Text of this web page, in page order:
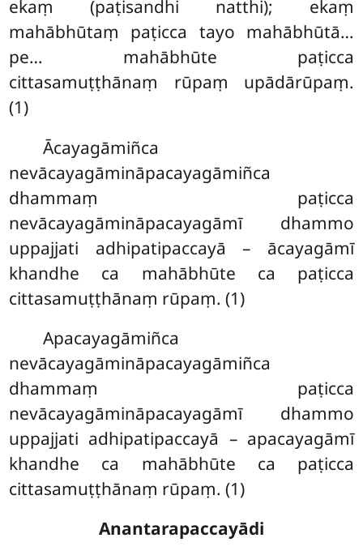
ekaṃ (paṭisandhi natthi); ekaṃ
mahābhūtaṃ paṭicca tayo mahābhūtā…
pe… mahābhūte paṭicca
cittasamuṭṭhānaṃ rūpaṃ upādārūpaṃ.
(1)
Ācayagāmiñca
nevācayagāmināpacayagāmiñca
dhammaṃ paṭicca
nevācayagāmināpacayagāmī dhammo
uppajjati adhipatipaccayā – ācayagāmī
khandhe ca mahābhūte ca paṭicca
cittasamuṭṭhānaṃ rūpaṃ. (1)
Apacayagāmiñca
nevācayagāmināpacayagāmiñca
dhammaṃ paṭicca
nevācayagāmināpacayagāmī dhammo
uppajjati adhipatipaccayā – apacayagāmī
khandhe ca mahābhūte ca paṭicca
cittasamuṭṭhānaṃ rūpaṃ. (1)
Anantarapaccayādi